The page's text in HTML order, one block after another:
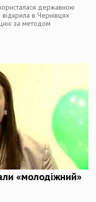
державною
в Чернівцях
за методом
«молодіжний»